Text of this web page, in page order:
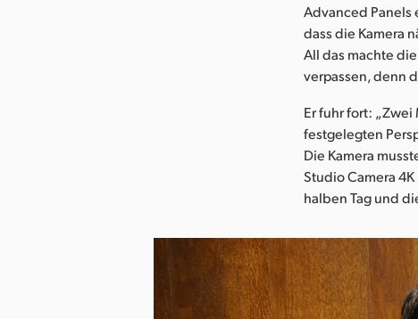
Advanced Panels
dass die Kamera
All das machte
verpassen, denn
Er fuhr fort:
festgelegten
Die Kamera
Studio Camera
halben Tag und